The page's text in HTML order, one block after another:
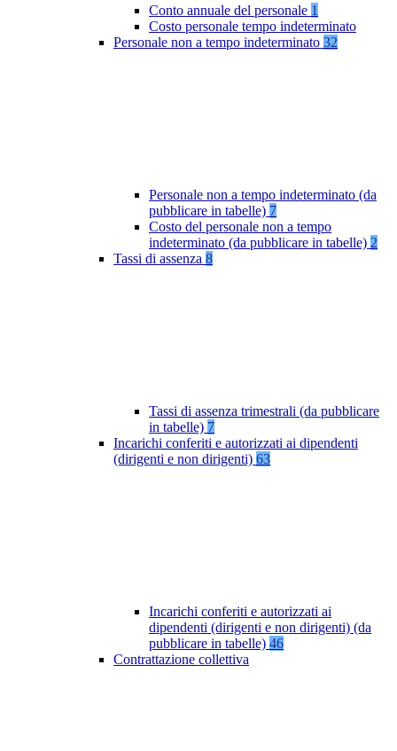
Conto annuale del personale 1
Costo personale tempo indeterminato
Personale non a tempo indeterminato 32
Personale non a tempo indeterminato (da
pubblicare in tabelle) 7
Costo del personale non a tempo
indeterminato (da pubblicare in tabelle) 2
Tassi di assenza 8
Tassi di assenza trimestrali (da pubblicare
in tabelle) 7
Incarichi conferiti e autorizzati ai dipendenti
(dirigenti e non dirigenti) 63
Incarichi conferiti e autorizzati ai
dipendenti (dirigenti e non dirigenti) (da
pubblicare in tabelle) 46
Contrattazione collettiva